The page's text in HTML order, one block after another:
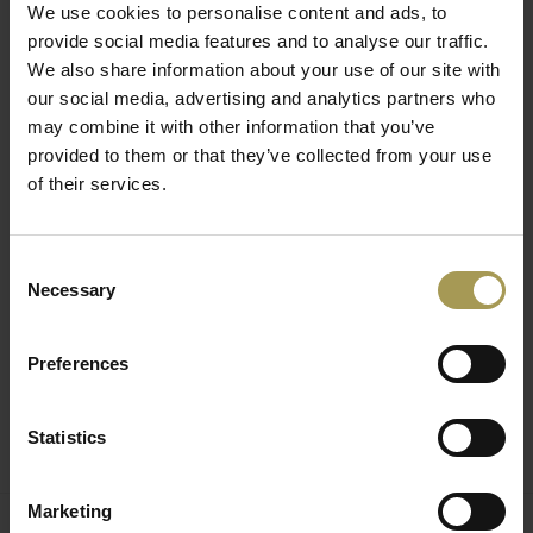
We use cookies to personalise content and ads, to
provide social media features and to analyse our traffic.
We also share information about your use of our site with
our social media, advertising and analytics partners who
may combine it with other information that you’ve
provided to them or that they’ve collected from your use
of their services.
Selection
Necessary
Preferences
Statistics
Marketing
Het oppervlak van de zitkruk ziet er wel heel erg speciaal uit:
onregelmatig, opgebouwd uit talrijke geometrische,
weerspiegelende facetten die een lichteffect creëren waaruit
een bijzonder kleurenspel ontstaat, waardoor het krukje op
een diamant lijkt. Juist omwille van die verﬁjnde eigenschap
wordt het Kartell Stone krukje voorgesteld in de kleuren van
waardevolle gesteenten. Dit ontwerp van Marcel Wanders
Kartell Stone kruk of bijzettafel is buiten de nieuwe kleur
ook verkrijgbaar 6 verschillende kleuren: amber, blauw, fumé,
zodat deze kleuren kruk wel voor buiten beschikbaar is. Dit
heeft een diameter van 30 cm en een hoogte van 45 cm.